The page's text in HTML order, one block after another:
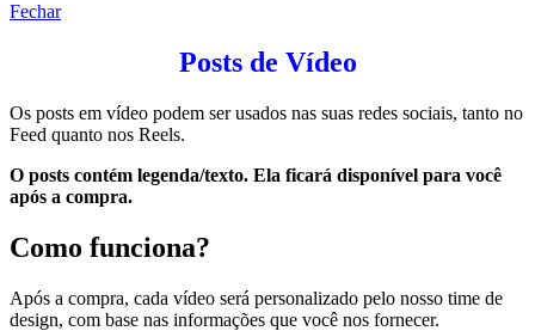
Fechar
Posts de Vídeo
Os posts em vídeo podem ser usados nas suas redes sociais, tanto no
Feed quanto nos Reels.
O posts contém legenda/texto. Ela ficará disponível para você
após a compra.
Como funciona?
Após a compra, cada vídeo será personalizado pelo nosso time de
design, com base nas informações que você nos fornecer.